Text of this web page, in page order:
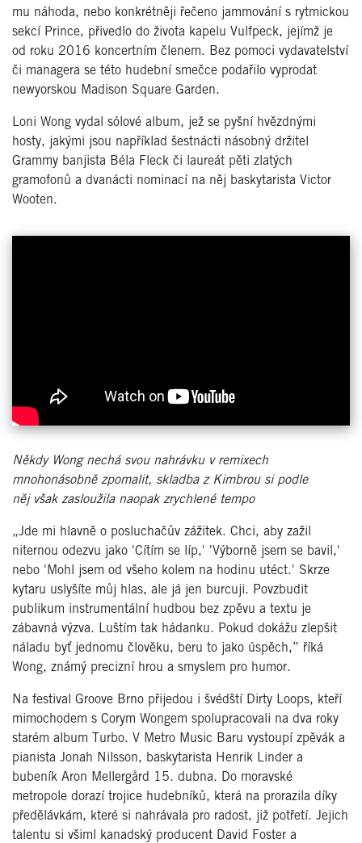
mu náhoda, nebo konkrétněji řečeno jammování s rytmickou
sekcí Prince, přivedlo do života kapelu Vulfpeck, jejímž je
od roku 2016 koncertním členem. Bez pomoci vydavatelství
či managera se této hudební smečce podařilo vyprodat
newyorskou Madison Square Garden.
Loni Wong vydal sólové album, jež se pyšní hvězdnými
hosty, jakými jsou například šestnácti násobný držitel
Grammy banjista Béla Fleck či laureát pěti zlatých
gramofonů a dvanácti nominací na něj baskytarista Victor
Wooten.
Někdy Wong nechá svou nahrávku v remixech
mnohonásobně zpomalit, skladba z Kimbrou si podle
něj však zasloužila naopak zrychlené tempo
„Jde mi hlavně o posluchačův zážitek. Chci, aby zažil
niternou odezvu jako 'Cítím se líp,' 'Výborně jsem se bavil,'
nebo 'Mohl jsem od všeho kolem na hodinu utéct.' Skrze
kytaru uslyšíte můj hlas, ale já jen burcuji. Povzbudit
publikum instrumentální hudbou bez zpěvu a textu je
zábavná výzva. Luštím tak hádanku. Pokud dokážu zlepšit
náladu byť jednomu člověku, beru to jako úspěch,” říká
Wong, známý precizní hrou a smyslem pro humor.
Na festival Groove Brno přijedou i švédští Dirty Loops, kteří
mimochodem s Corym Wongem spolupracovali na dva roky
starém album Turbo. V Metro Music Baru vystoupí zpěvák a
pianista Jonah Nilsson, baskytarista Henrik Linder a
bubeník Aron Mellergård 15. dubna. Do moravské
metropole dorazí trojice hudebníků, která na prorazila díky
předělávkám, které si nahrávala pro radost, již potřetí. Jejich
talentu si všiml kanadský producent David Foster a